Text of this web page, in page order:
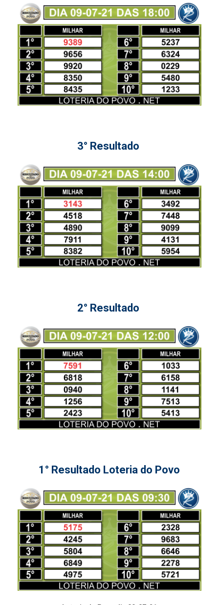
3° Resultado
2° Resultado
1° Resultado Loteria do Povo